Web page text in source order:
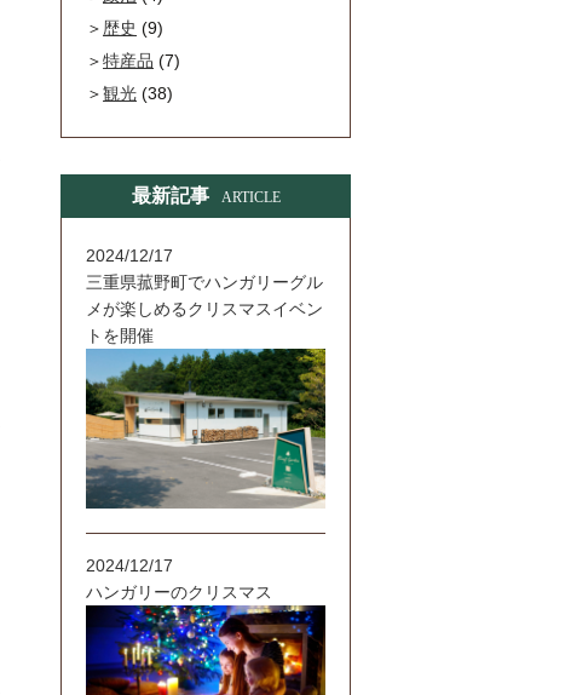
歴史 (9)
特産品 (7)
観光 (38)
最新記事 ARTICLE
2024/12/17
三重県菰野町でハンガリーグル
メが楽しめるクリスマスイベン
トを開催
2024/12/17
ハンガリーのクリスマス